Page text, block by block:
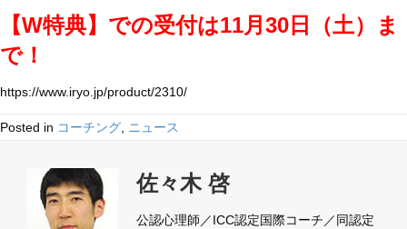
【W特典】での受付は11月30日（土）ま
で！
https://www.iryo.jp/product/2310/
Posted in コーチング, ニュース
佐々木 啓
公認心理師／ICC認定国際コーチ／同認定